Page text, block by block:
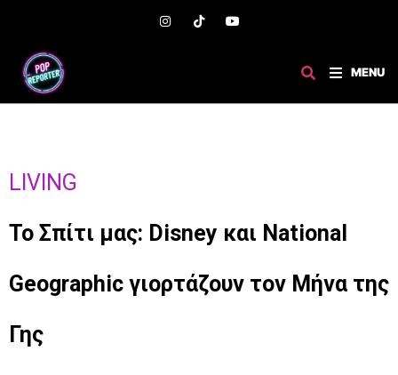
MENU
LIVING
Το Σπίτι μας: Disney και National
Geographic γιορτάζουν τον Μήνα της
Γης